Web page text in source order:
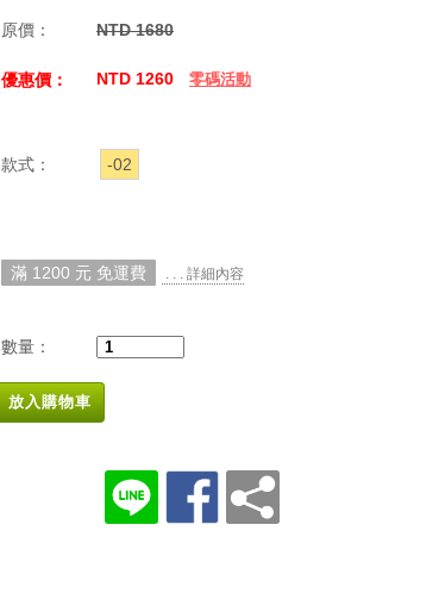
原價： NTD 1680
優惠價： NTD 1260 零碼活動
款式： -02
滿 1200 元 免運費 . . . 詳細內容
數量：
放入購物車